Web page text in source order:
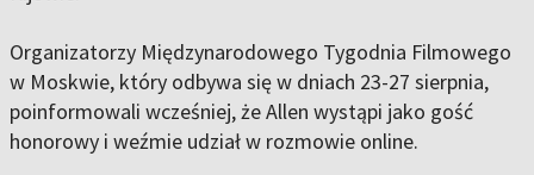
Organizatorzy Międzynarodowego Tygodnia Filmowego
w Moskwie, który odbywa się w dniach 23-27 sierpnia,
poinformowali wcześniej, że Allen wystąpi jako gość
honorowy i weźmie udział w rozmowie online.